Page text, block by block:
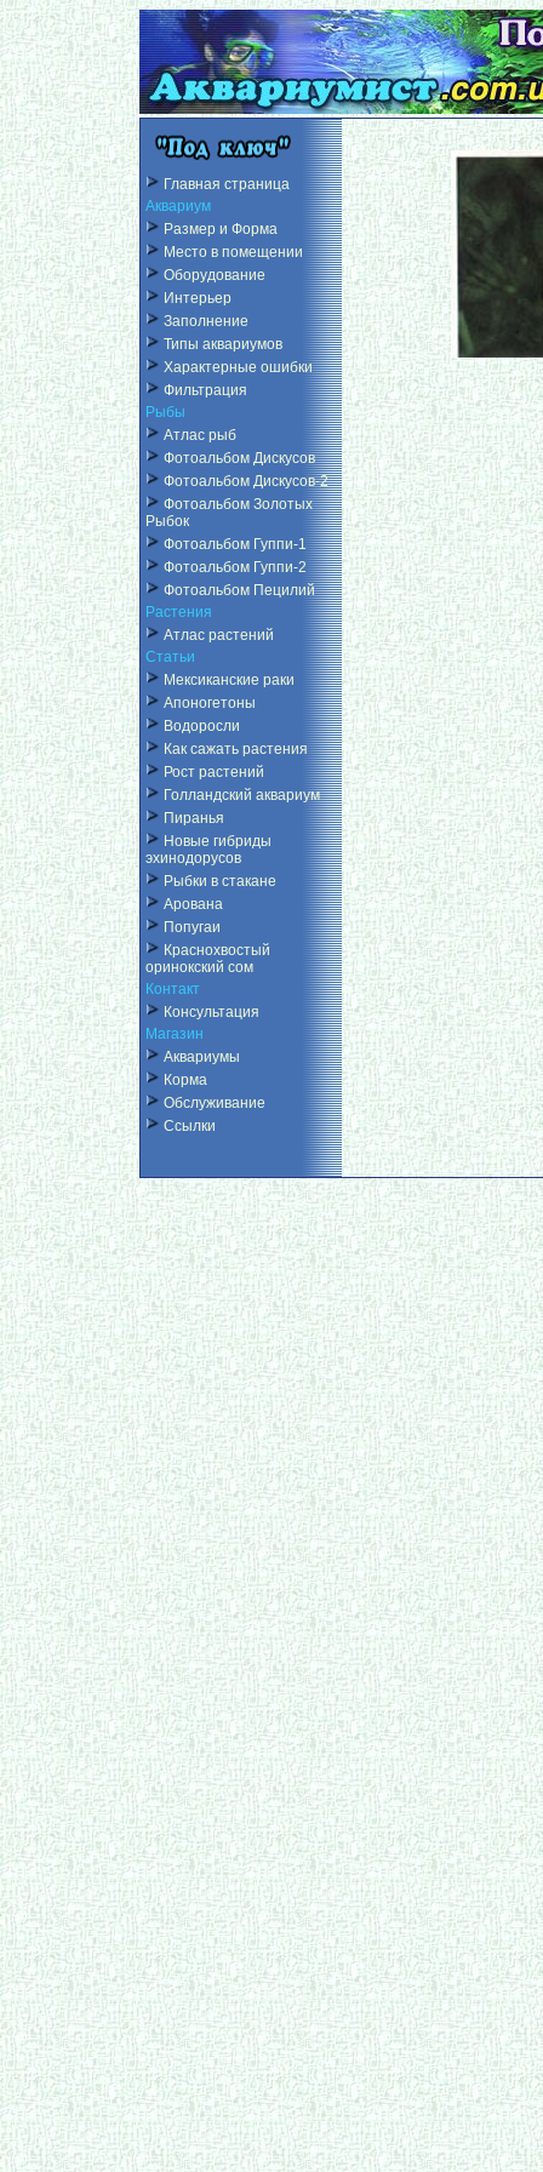
Главная страница
Аквариум
Размер и Форма
Место в помещении
Оборудование
Интерьер
Заполнение
Типы аквариумов
Характерные ошибки
Фильтрация
Рыбы
Атлас рыб
Фотоальбом Дискусов
Фотоальбом Дискусов-2
Фотоальбом Золотых
Рыбок
Фотоальбом Гуппи-1
Фотоальбом Гуппи-2
Фотоальбом Пецилий
Растения
Атлас растений
Статьи
Мексиканские раки
Апоногетоны
Водоросли
Как сажать растения
Рост растений
Голландский аквариум
Пиранья
Новые гибриды
эхинодорусов
Рыбки в стакане
Арована
Попугаи
Краснохвостый
оринокский сом
Контакт
Консультация
Магазин
Аквариумы
Корма
Обслуживание
Ссылки